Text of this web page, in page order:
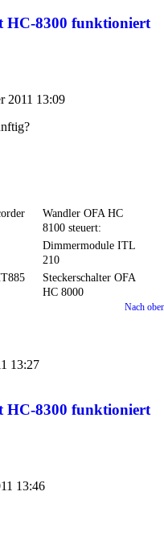
HC-8300 funktioniert
2011 13:09
Wandler OFA HC
8100 steuert:
Dimmermodule ITL
210
Steckerschalter OFA
HC 8000
Nach
13:27
HC-8300 funktioniert
13:46